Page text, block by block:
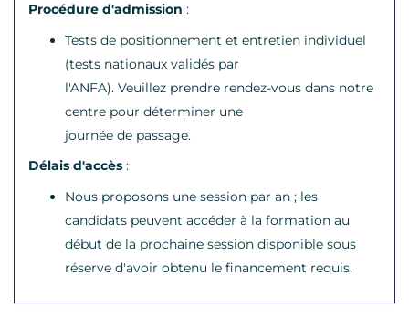
Procédure d'admission :
Tests de positionnement et entretien individuel
(tests nationaux validés par
l'ANFA). Veuillez prendre rendez-vous dans notre
centre pour déterminer une
journée de passage.
Délais d'accès :
Nous proposons une session par an ; les
candidats peuvent accéder à la formation au
début de la prochaine session disponible sous
réserve d'avoir obtenu le financement requis.